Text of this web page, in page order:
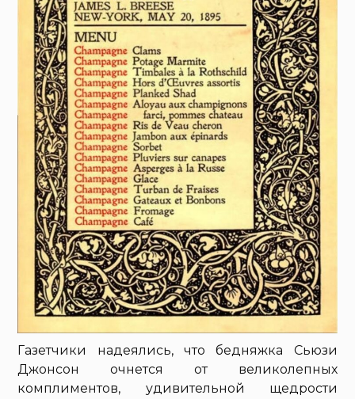
Газетчики надеялись, что бедняжка Сьюзи
Джонсон очнется от великолепных
комплиментов, удивительной щедрости